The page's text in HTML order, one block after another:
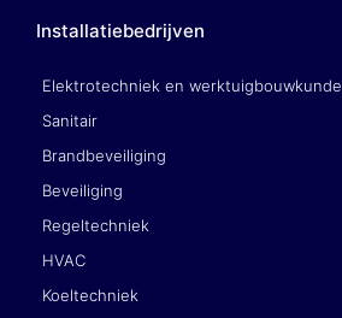
Installatiebedrijven
Elektrotechniek en werktuigbouwkunde
Sanitair
Brandbeveiliging
Beveiliging
Regeltechniek
HVAC
Koeltechniek